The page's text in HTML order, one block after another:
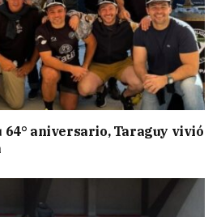
64° aniversario, Taraguy vivió